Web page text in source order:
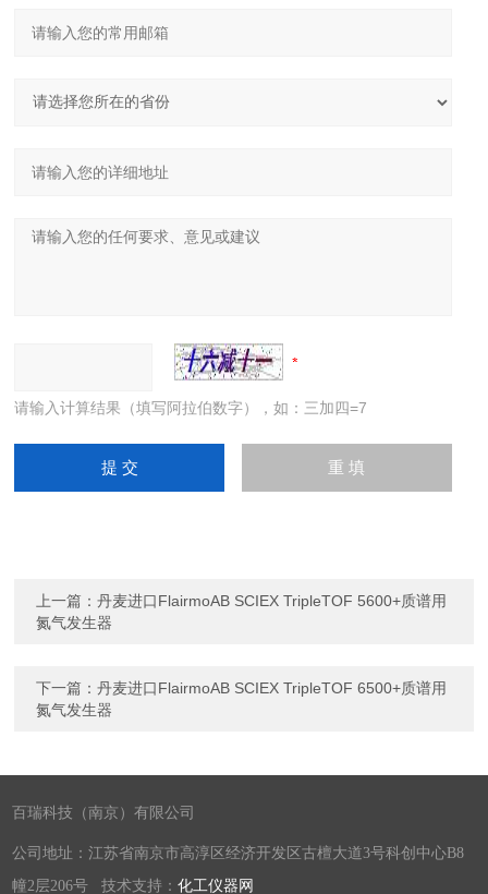
请输入计算结果（填写阿拉伯数字），如：三加四=7
上一篇：丹麦进口FlairmoAB SCIEX TripleTOF 5600+质谱用
氮气发生器
下一篇：丹麦进口FlairmoAB SCIEX TripleTOF 6500+质谱用
氮气发生器
百瑞科技（南京）有限公司
公司地址：江苏省南京市高淳区经济开发区古檀大道3号科创中心B8
幢2层206号 技术支持：化工仪器网